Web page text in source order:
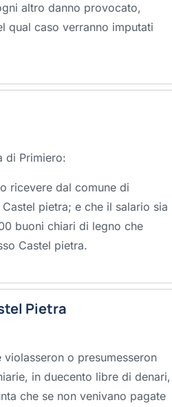
altro danno provocato,
qual caso verranno imputati
di Primiero:
ricevere dal comune di
pietra; e che il salario sia
buoni chiari di legno che
Castel pietra.
Pietra
violasseron o presumesseron
in duecento libre di denari,
che se non venivano pagate